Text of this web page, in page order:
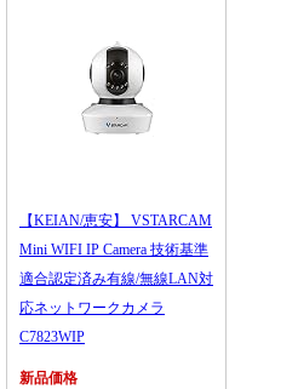
【KEIAN/恵安】 VSTARCAM
Mini WIFI IP Camera 技術基準
適合認定済み有線/無線LAN対
応ネットワークカメラ
C7823WIP
新品価格